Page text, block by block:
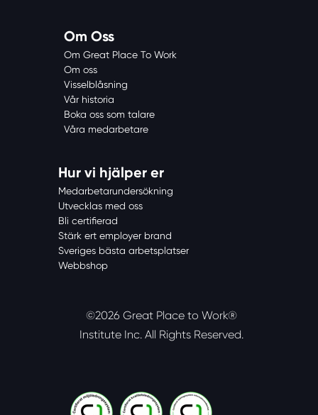
Om Oss
Om Great Place To Work
Om oss
Visselblåsning
Vår historia
Boka oss som talare
Våra medarbetare
Hur vi hjälper er
Medarbetarundersökning
Utvecklas med oss
Bli certifierad
Stärk ert employer brand
Sveriges bästa arbetsplatser
Webbshop
©2026 Great Place to Work®
Institute Inc. All Rights Reserved.